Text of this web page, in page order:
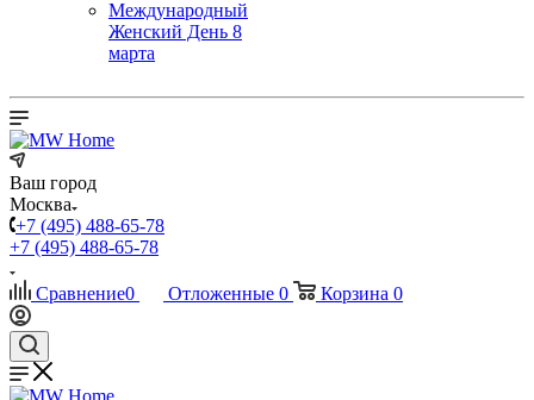
Международный
Женский День 8
марта
Ваш город
Москва
+7 (495) 488-65-78
+7 (495) 488-65-78
Сравнение0 Отложенные 0 Корзина 0